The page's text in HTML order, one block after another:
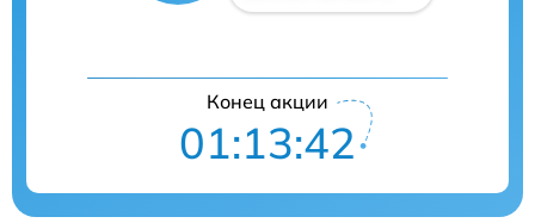
Конец акции
01:13:41